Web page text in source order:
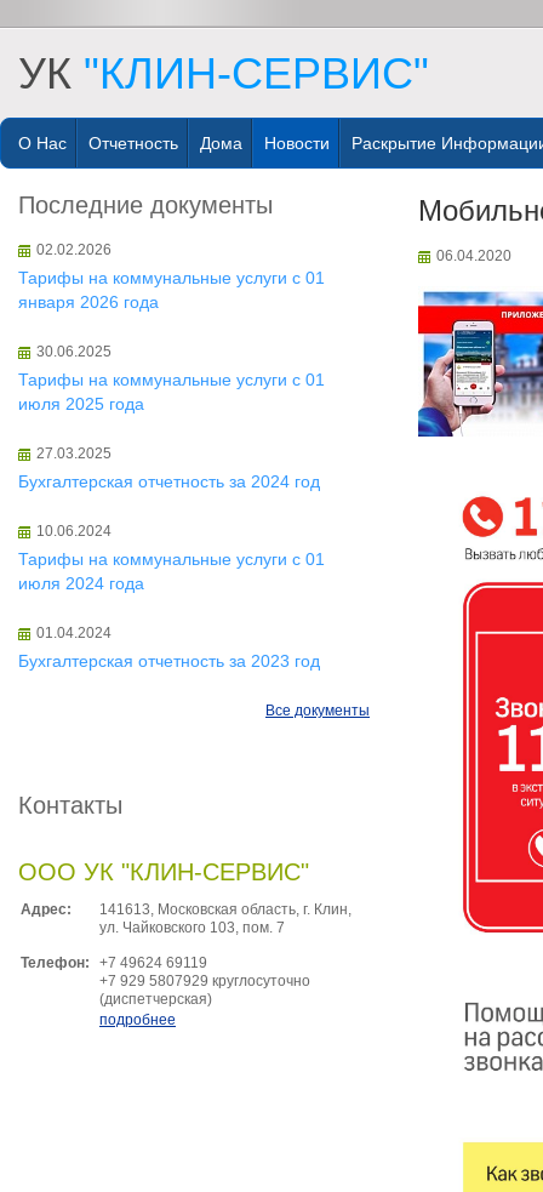
УК "КЛИН-СЕРВИС"
О Нас Отчетность Дома Новости Раскрытие
Последние документы
02.02.2026
Тарифы на коммунальные услуги с 01
января 2026 года
30.06.2025
Тарифы на коммунальные услуги с 01
июля 2025 года
27.03.2025
Бухгалтерская отчетность за 2024 год
10.06.2024
Тарифы на коммунальные услуги с 01
июля 2024 года
01.04.2024
Бухгалтерская отчетность за 2023 год
Все документы
Контакты
ООО УК "КЛИН-СЕРВИС"
Адрес:
141613, Московская область, г. Клин,
ул. Чайковского 103, пом. 7
Телефон:
+7 49624 69119
+7 929 5807929 круглосуточно
(диспетчерская)
подробнее
06.04.2020